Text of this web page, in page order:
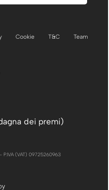
Cookie T&C
Team
dei premi)
P.IVA (VAT) 09725260963